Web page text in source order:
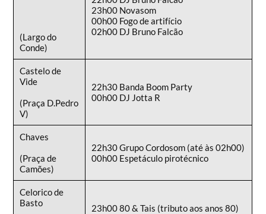
(Largo do
Conde)
23h00 Novasom
00h00 Fogo de artifício
02h00 DJ Bruno Falcão
Castelo de
Vide
(Praça D.Pedro
V)
22h30 Banda Boom Party
00h00 DJ Jotta R
Chaves
(Praça de
Camões)
22h30 Grupo Cordosom (até às 02h00)
00h00 Espetáculo pirotécnico
Celorico de
Basto
23h00 80 & Tais (tributo aos anos 80)